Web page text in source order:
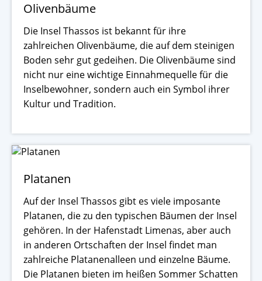
Olivenbäume
Die Insel Thassos ist bekannt für ihre
zahlreichen Olivenbäume, die auf dem steinigen
Boden sehr gut gedeihen. Die Olivenbäume sind
nicht nur eine wichtige Einnahmequelle für die
Inselbewohner, sondern auch ein Symbol ihrer
Kultur und Tradition.
Platanen
Auf der Insel Thassos gibt es viele imposante
Platanen, die zu den typischen Bäumen der Insel
gehören. In der Hafenstadt Limenas, aber auch
in anderen Ortschaften der Insel findet man
zahlreiche Platanenalleen und einzelne Bäume.
Die Platanen bieten im heißen Sommer Schatten